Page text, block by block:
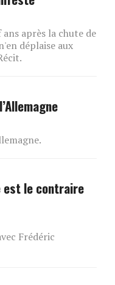
après la chute de
déplaise aux
est le contraire
Frédéric